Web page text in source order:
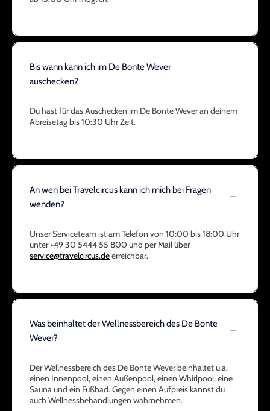
Bis wann kann ich im De Bonte Wever
auschecken?
Du hast für das Auschecken im De Bonte Wever an deinem
Abreisetag bis 10:30 Uhr Zeit.
An wen bei Travelcircus kann ich mich bei Fragen
wenden?
Unser Serviceteam ist am Telefon von 10:00 bis 18:00 Uhr
unter +49 30 5444 55 800 und per Mail über
service@travelcircus.deerreichbar.
Was beinhaltet der Wellnessbereich des De Bonte
Wever?
Der Wellnessbereich des De Bonte Wever beinhaltet u.a.
einen Innenpool, einen Außenpool, einen Whirlpool, eine
Sauna und ein Fußbad. Gegen einen Aufpreis kannst du
auch Wellnessbehandlungen wahrnehmen.